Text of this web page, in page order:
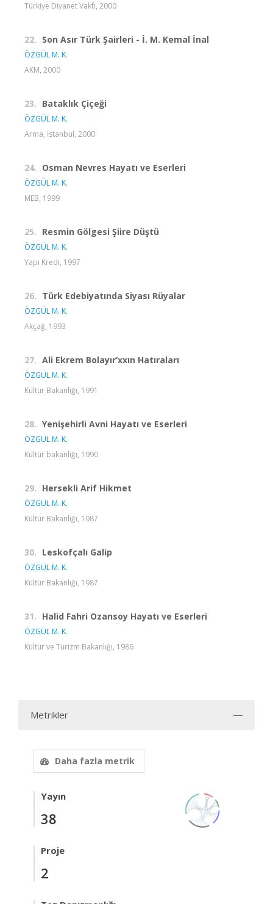
Türkiye Diyanet Vakfı, 2000
22. Son Asır Türk Şairleri - İ. M. Kemal İnal
ÖZGÜL M. K.
AKM, 2000
23. Bataklık Çiçeği
ÖZGÜL M. K.
Arma, İstanbul, 2000
24. Osman Nevres Hayatı ve Eserleri
ÖZGÜL M. K.
MEB, 1999
25. Resmin Gölgesi Şiire Düştü
ÖZGÜL M. K.
Yapı Kredi, 1997
26. Türk Edebiyatında Siyası Rüyalar
ÖZGÜL M. K.
Akçağ, 1993
27. Ali Ekrem Bolayır’xxın Hatıraları
ÖZGÜL M. K.
Kültür Bakanlığı, 1991
28. Yenişehirli Avni Hayatı ve Eserleri
ÖZGÜL M. K.
Kültür bakanlığı, 1990
29. Hersekli Arif Hikmet
ÖZGÜL M. K.
Kültür Bakanlığı, 1987
30. Leskofçalı Galip
ÖZGÜL M. K.
Kültür Bakanlığı, 1987
31. Halid Fahri Ozansoy Hayatı ve Eserleri
ÖZGÜL M. K.
Kültür ve Turizm Bakanlığı, 1986
Metrikler
Daha fazla metrik
Yayın
38
Proje
2